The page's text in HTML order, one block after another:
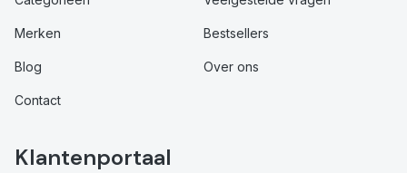
Merken Bestsellers
Blog Over ons
Contact
Klantenportaal